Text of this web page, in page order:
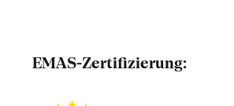
EMAS-Zertifizierung: